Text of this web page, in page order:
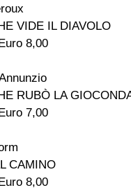
VIDE IL DIAVOLO
8,00
RUBÒ LA
7,00
CAMINO
8,00